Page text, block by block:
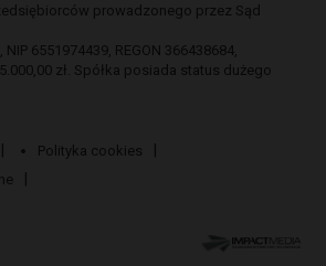
prowadzonego przez Sąd
6551974439, REGON 366438684,
zł. Spółka posiada status dużego
Polityka cookies